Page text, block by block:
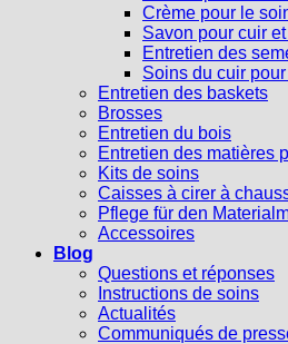
Crème pour le
Savon pour cuir
Entretien des
Soins du cuir
Entretien des baskets
Brosses
Entretien du bois
Entretien des matières
Kits de soins
Caisses à cirer à
Pflege für den
Accessoires
Blog
Questions et réponses
Instructions de soins
Actualités
Communiqués de